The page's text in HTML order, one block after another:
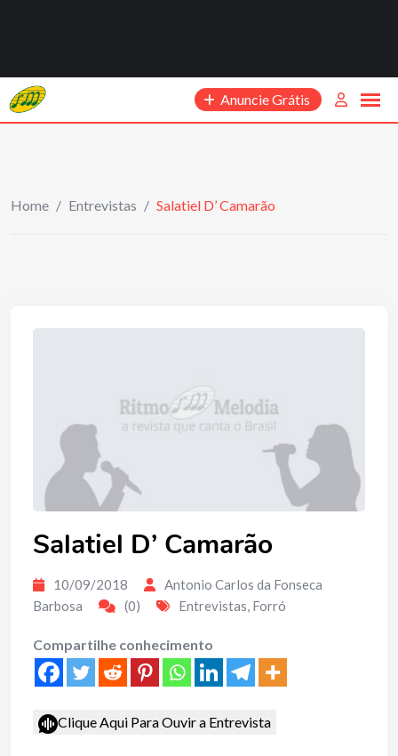
Anuncie Grátis
Home / Entrevistas / Salatiel D’ Camarão
Salatiel D’ Camarão
10/09/2018
Antonio Carlos da Fonseca
Barbosa
(0) Entrevistas, Forró
Compartilhe conhecimento
Clique Aqui Para Ouvir a Entrevista